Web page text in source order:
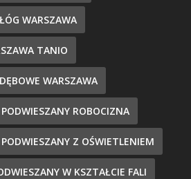
WARSZAWA
TANIO
WARSZAWA
ROBOCIZNA
Z OŚWIETLENIEM
W KSZTAŁCIE FALI